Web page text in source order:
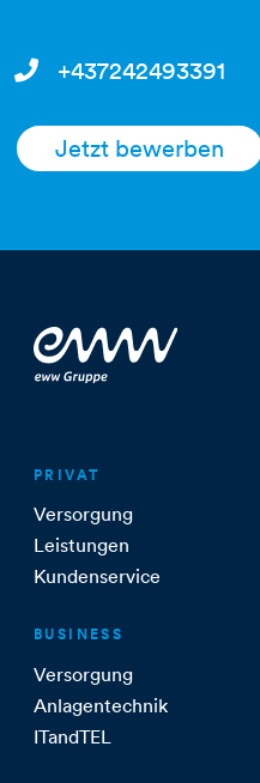
+437242493391
Jetzt bewerben
PRIVAT
Versorgung
Leistungen
Kundenservice
BUSINESS
Versorgung
Anlagentechnik
ITandTEL